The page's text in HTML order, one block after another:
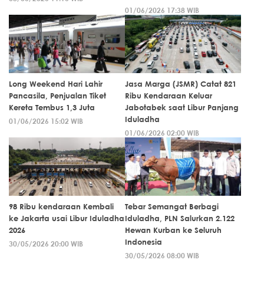
01/06/2026 17:38 WIB
Long Weekend Hari Lahir
Pancasila, Penjualan Tiket
Kereta Tembus 1,3 Juta
01/06/2026 15:02 WIB
Jasa Marga (JSMR) Catat 821
Ribu Kendaraan Keluar
Jabotabek saat Libur Panjang
Iduladha
01/06/2026 02:00 WIB
98 Ribu kendaraan Kembali
ke Jakarta usai Libur Iduladha
2026
30/05/2026 20:00 WIB
Tebar Semangat Berbagi
Iduladha, PLN Salurkan 2.122
Hewan Kurban ke Seluruh
Indonesia
30/05/2026 08:00 WIB